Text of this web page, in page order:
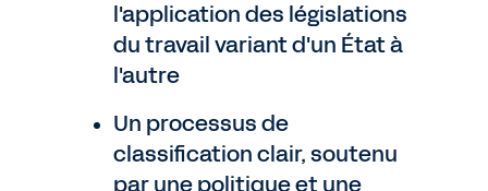
l'application des législations
du travail variant d'un État à
l'autre
Un processus de
classification clair, soutenu
par une politique et une